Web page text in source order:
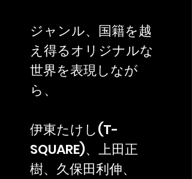
ジャンル、国籍を越
え得るオリジナルな
世界を表現しなが
ら、
伊東たけし(T-
SQUARE)、上田正
樹、久保田利伸、